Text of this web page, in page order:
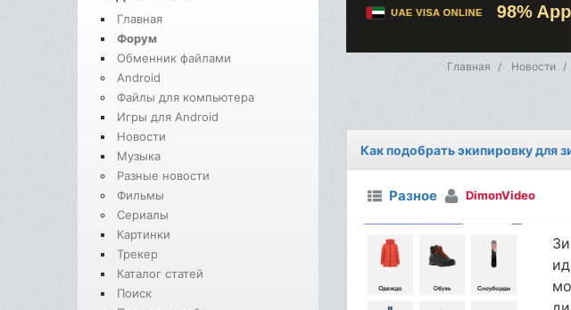
Главная
Форум
Обменник файлами
Android
Файлы для компьютера
Игры для Android
Новости
Музыка
Разные новости
Фильмы
Сериалы
Картинки
Трекер
Каталог статей
Поиск
Главная Новости
Как подобрать экипировку для
Разное DimonVideo